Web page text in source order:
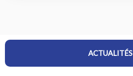
ACTUALITÉS